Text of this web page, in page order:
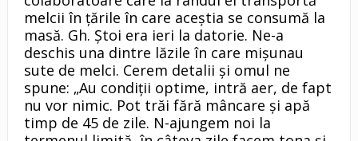
melcii în ţările în care aceştia se consumă la
masă. Gh. Ştoi era ieri la datorie. Ne-a
deschis una dintre lăzile în care mişunau
sute de melci. Cerem detalii şi omul ne
spune: „Au condiţii optime, intră aer, de fapt
nu vor nimic. Pot trăi fără mâncare şi apă
timp de 45 de zile. N-ajungem noi la